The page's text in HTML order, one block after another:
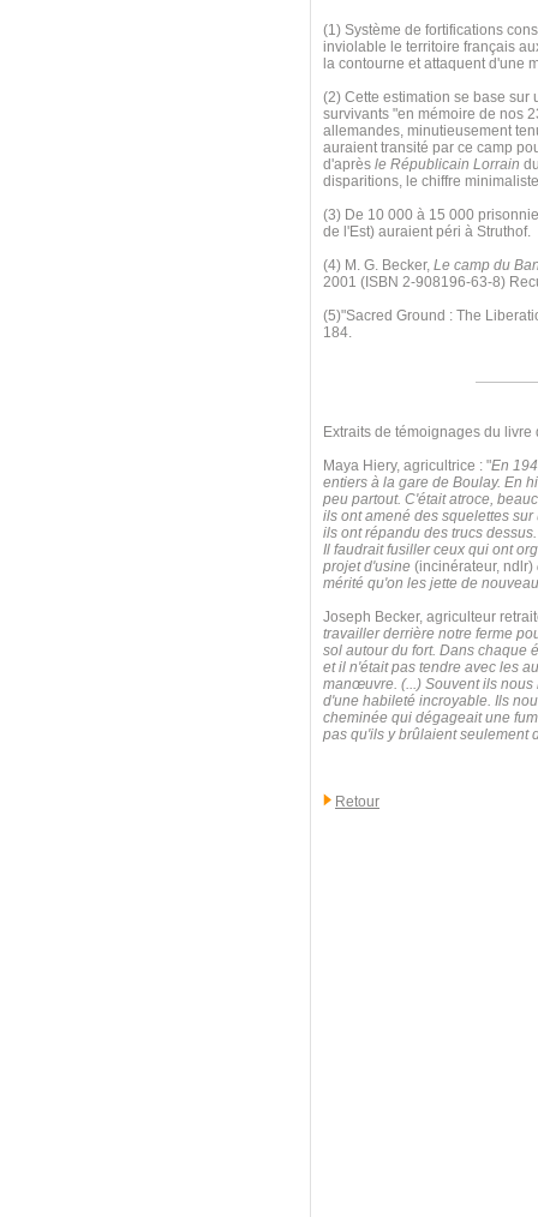
(1) Système de fortifications
inviolable le territoire français
la contourne et attaquent d'une
(2) Cette estimation se base
survivants "en mémoire de nos
allemandes, minutieusement
auraient transité par ce camp
d'après le Républicain Lorrain
disparitions, le chiffre
(3) De 10 000 à 15 000
de l'Est) auraient péri à Struthof.
(4) M. G. Becker, Le camp du
2001 (ISBN 2-908196-63-8)
(5)"Sacred Ground : The
184.
Extraits de témoignages du livre
Maya Hiery, agricultrice : "En
entiers à la gare de Boulay. En
peu partout. C'était atroce,
ils ont amené des squelettes
ils ont répandu des trucs
Il faudrait fusiller ceux qui ont
projet d'usine (incinérateur, ndlr)
mérité qu'on les jette de
Joseph Becker, agriculteur
travailler derrière notre ferme
sol autour du fort. Dans chaque
et il n'était pas tendre avec les
manœuvre. (...) Souvent ils nous
d'une habileté incroyable. Ils
cheminée qui dégageait une
pas qu'ils y brûlaient seulement
Retour